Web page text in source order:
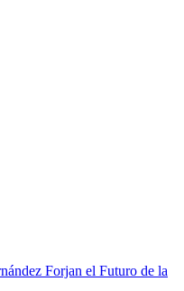
Forjan el Futuro de la